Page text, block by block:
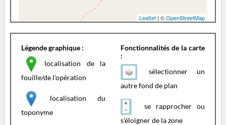
Leaflet | ©OpenStreetMap
Légende graphique :
localisation de la
fouille/de l'opération
localisation du
toponyme
Fonctionnalités de la carte
:
sélectionner un
autre fond de plan
se rapprocher ou
s'éloigner de la zone